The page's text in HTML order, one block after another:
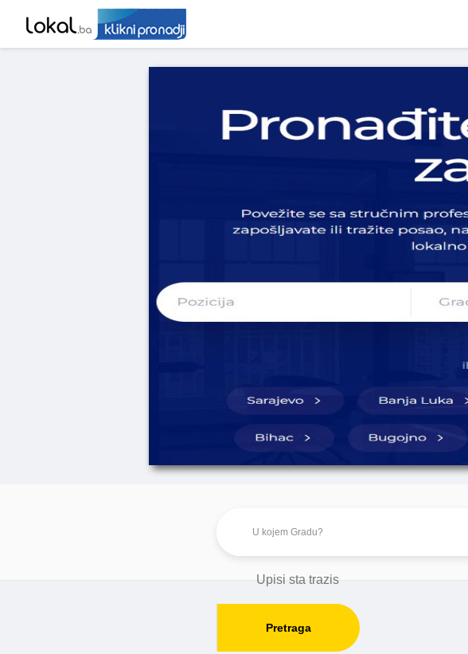
Pretraga